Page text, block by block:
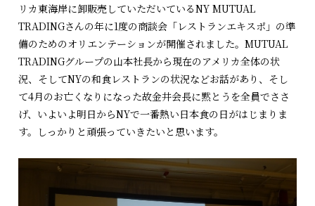
リカ東海岸に卸販売していただいているNY MUTUAL
TRADINGさんの年に1度の商談会「レストランエキスポ」の準
備のためのオリエンテーションが開催されました。MUTUAL
TRADINGグループの山本社長から現在のアメリカ全体の状
況、そしてNYの和食レストランの状況などお話があり、そし
て4月のお亡くなりになった故金井会長に黙とうを全員でささ
げ、いよいよ明日からNYで一番熱い日本食の日がはじまりま
す。しっかりと頑張っていきたいと思います。